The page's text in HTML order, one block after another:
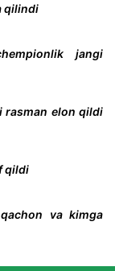
qilindi
jangi
rasman elon qildi
qildi
va kimga